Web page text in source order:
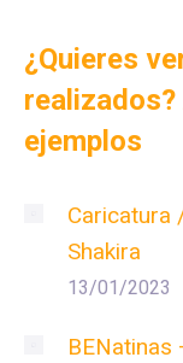
¿Quieres
ejemplos
Caricatura
Shakira
13/01/2023
BENatinas